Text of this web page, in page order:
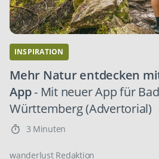
INSPIRATION
Mehr Natur entdecken
App- Mit neuer App für
Württemberg (Advertorial)
3 Minuten
wanderlust Redaktion